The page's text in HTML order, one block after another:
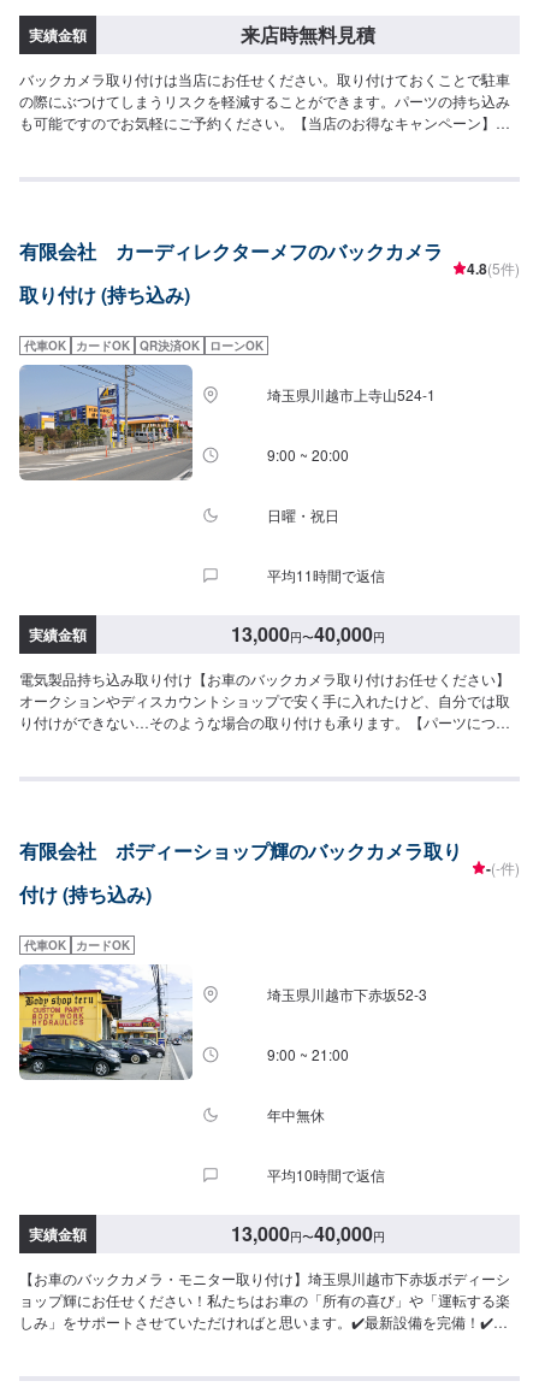
実績金額 来店時無料見積
バックカメラ取り付けは当店にお任せください。取り付けておくことで駐車
の際にぶつけてしまうリスクを軽減することができます。パーツの持ち込み
も可能ですのでお気軽にご予約ください。【当店のお得なキャンペーン】・
有限会社 カーディレクターメフのバックカメラ
取り付け (持ち込み)
4.8(5件)
代車OK カードOK QR決済OK ローンOK
埼玉県川越市上寺山524-1
9:00 ~ 20:00
日曜・祝日
平均11時間で返信
実績金額 13,000円〜40,000円
電気製品持ち込み取り付け【お車のバックカメラ取り付けお任せください】
オークションやディスカウントショップで安く手に入れたけど、自分では取
り付けができない…そのような場合の取り付けも承ります。【パーツについ
いて】作業中は代車の貸し出しが可能です。※燃料代はお客様負担となります
有限会社 ボディーショップ輝のバックカメラ取り
付け (持ち込み)
-(-件)
代車OK カードOK
埼玉県川越市下赤坂52‐3
9:00 ~ 21:00
年中無休
平均10時間で返信
実績金額 13,000円〜40,000円
【お車のバックカメラ・モニター取り付け】埼玉県川越市下赤坂ボディーシ
ョップ輝にお任せください！私たちはお車の「所有の喜び」や「運転する楽
しみ」をサポートさせていただければと思います。✔️最新設備を完備！✔️最